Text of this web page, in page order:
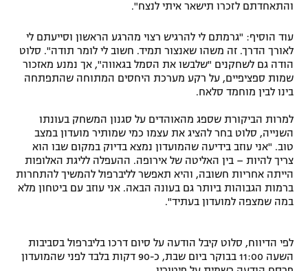
והתאחדתם לזכרו תישאר איתי לנצח".
עוד הוסיף: "גרמתם לי להרגיש רצוי מהרגע הראשון וסייעתם לי
לאורך הדרך. זה משהו שאנצור תמיד. חשוב לי לומר תודה". סלוט
הודה גם לשחקנים "שלבשו את הסמל בגאווה", אך נמנע מאזכור
שמות ספציפיים, על רקע מערכת היחסים המתוחה שהתפתחה
בינו לבין מוחמד סלאח.
למרות הביקורת שספג מהאוהדים על סגנון המשחק בעונתו
השנייה, סלוט בחר להציג את עצמו כמי שמותיר מועדון במצב
טוב. "אני עוזב בידיעה שהמועדון נמצא בדיוק במקום שבו הוא
צריך להיות – בין האליטה של אירופה. ההעפלה לליגת האלופות
הייתה אחריות חשובה, והיא תאפשר לליברפול להמשיך להתחרות
ברמות הגבוהות ביותר גם בעונה הבאה. אני עוזב עם ביטחון מלא
במה שמצפה למועדון בעתיד".
לפי הדיווח, סלוט קיבל הודעה על סיום דרכו בליברפול בסביבות
השעה 11:00 בבוקר ביום שבת, כ-90 דקות בלבד לפני שהמועדון